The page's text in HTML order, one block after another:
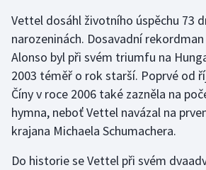
Jezdectví
Judo
Krasobruslení
Vettel dosáhl životního úspěchu 73
narozeninách. Dosavadní
Alonso byl při svém triumfu na
2003 téměř o rok starší. Poprvé od
Číny v roce 2006 také zazněla na
hymna, neboť Vettel navázal na
krajana Michaela Schumachera.
Do historie se Vettel při svém